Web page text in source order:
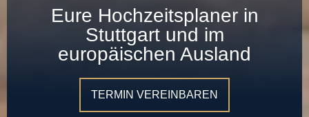
Eure Hochzeitsplaner in
Stuttgart und im
europäischen Ausland
TERMIN VEREINBAREN